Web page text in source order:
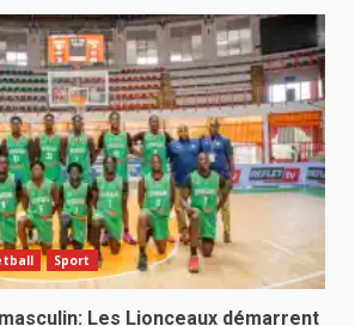
Sport
Les Lionceaux démarrent